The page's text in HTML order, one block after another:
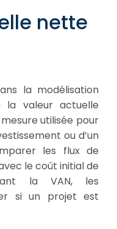
nette
la modélisation
la valeur actuelle
utilisée pour
ou d’un
les flux de
le coût initial de
la VAN, les
si un projet est